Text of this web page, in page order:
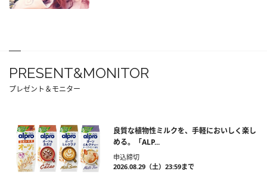
PRESENT&MONITOR
プレゼント＆モニター
良質な植物性ミルクを、手軽においしく楽し
める。「ALP...
申込締切
2026.08.29（土）23:59まで